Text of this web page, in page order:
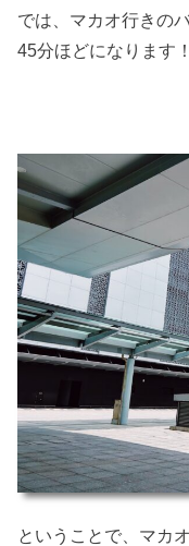
では、マカオ行きの
45分ほどになります！
ということで、マカ